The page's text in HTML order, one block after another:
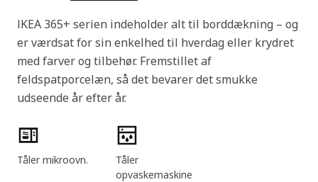
IKEA 365+ serien indeholder alt til borddækning – og
er værdsat for sin enkelhed til hverdag eller krydret
med farver og tilbehør. Fremstillet af
feldspatporcelæn, så det bevarer det smukke
udseende år efter år.
Produktfunktioner
Tåler mikroovn.
Tåler
opvaskemaskine